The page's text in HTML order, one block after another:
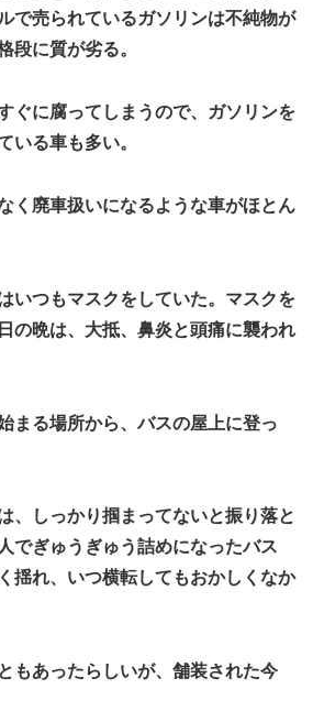
で売られているガソリンは不純物が
段に質が劣る。
ぐに腐ってしまうので、ガソリンを
いる車も多い。
く廃車扱いになるような車がほとん
いつもマスクをしていた。マスクを
の晩は、大抵、鼻炎と頭痛に襲われ
まる場所から、バスの屋上に登っ
、しっかり掴まってないと振り落と
でぎゅうぎゅう詰めになったバス
揺れ、いつ横転してもおかしくなか
もあったらしいが、舗装された今